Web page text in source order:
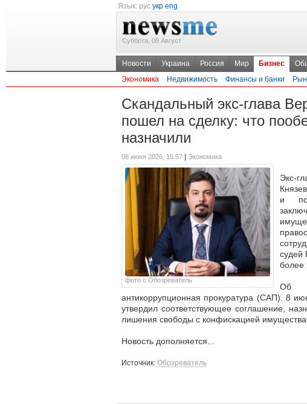
Язык: рус укр eng
Суббота, 08 Август
Новости Украина Россия Мир Бизнес
Экономика
Недвижимость Финансы и банки
Скандальный экс-глава
пошел на сделку: что
назначили
08 июня 2026, 15:57 Экономика
фото с Обозреватель
Экс-
и
судей
более
Об
антикоррупционная прокуратура (САП). 8
утвердил соответствующее соглашение,
лишения свободы с конфискацией
Новость дополняется...
Источник: Обозреватель